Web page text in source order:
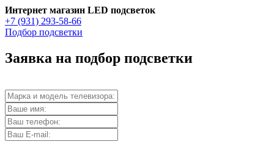
Интернет магазин LED подсветок
+7 (931) 293-58-66
Подбор подсветки
Заявка на подбор подсветки